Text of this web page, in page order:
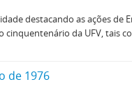
destacando as ações de
da UFV, tais
de 1976